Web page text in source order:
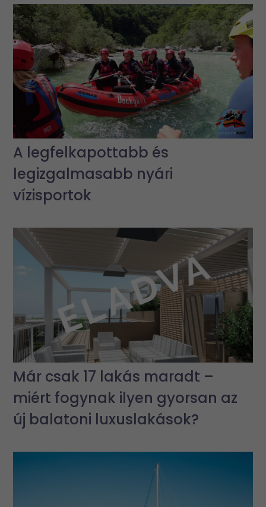
A legfelkapottabb és
legizgalmasabb nyári
vízisportok
Már csak 17 lakás maradt –
miért fogynak ilyen gyorsan az
új balatoni luxuslakások?